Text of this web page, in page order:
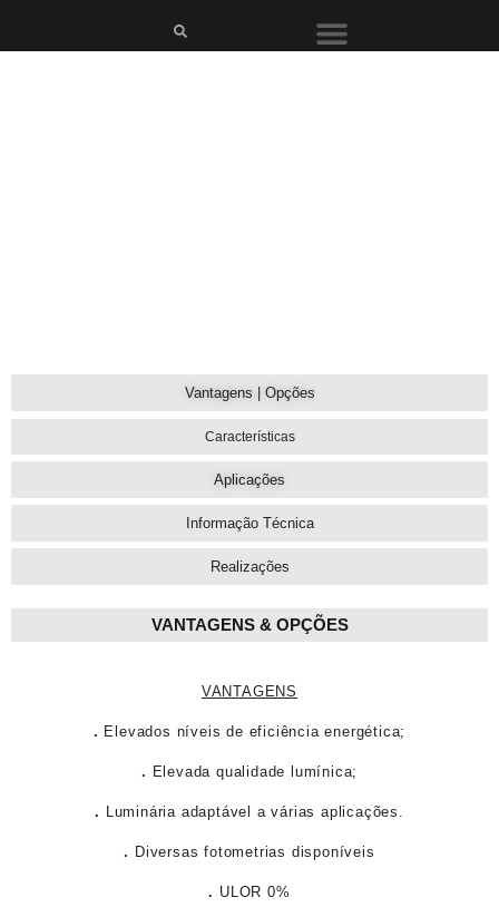
QUORUM
públicos, conferindo
Vantagens | Opções
Características
Aplicações
Informação Técnica
Realizações
VANTAGENS & OPÇÕES
VANTAGENS
. Elevados níveis de eficiência energética;
. Elevada qualidade lumínica;
. Luminária adaptável a várias aplicações.
. Diversas fotometrias disponíveis
. ULOR 0%